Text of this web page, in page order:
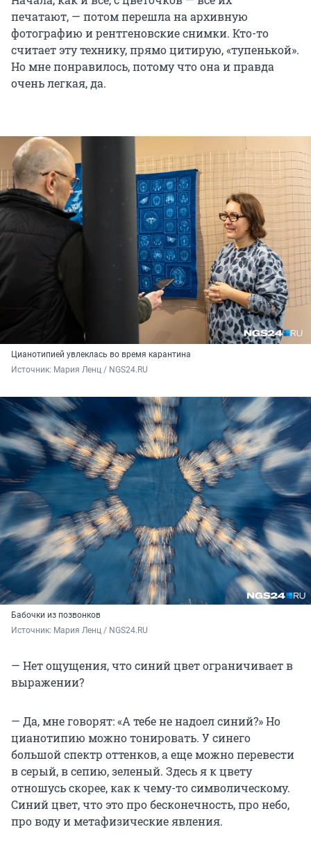
печатают, — потом перешла на архивную
фотографию и рентгеновские снимки. Кто-то
считает эту технику, прямо цитирую, «тупенькой».
Но мне понравилось, потому что она и правда
очень легкая, да.
Цианотипией увлеклась во время карантина
Источник: Мария Ленц / NGS24.RU
Бабочки из позвонков
Источник: Мария Ленц / NGS24.RU
— Нет ощущения, что синий цвет ограничивает в
выражении?
— Да, мне говорят: «А тебе не надоел синий?» Но
цианотипию можно тонировать. У синего
большой спектр оттенков, а еще можно перевести
в серый, в сепию, зеленый. Здесь я к цвету
отношусь скорее, как к чему-то символическому.
Синий цвет, что это про бесконечность, про небо,
про воду и метафизические явления.